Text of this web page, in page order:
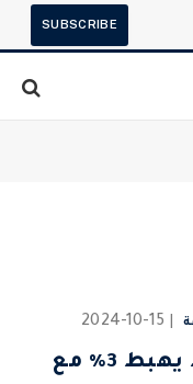
SUBSCRIBE
2024-10-15
النفط يهبط 3% مع